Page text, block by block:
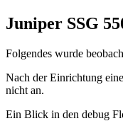
Juniper SSG
Folgendes wurde
Nach der Einrichtung
nicht an.
Ein Blick in den debug